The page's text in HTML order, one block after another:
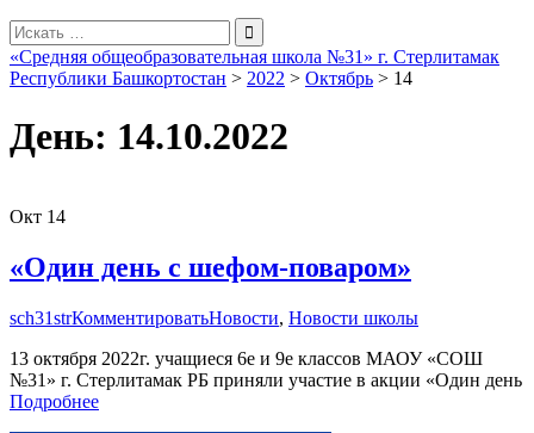
Поиск
для:
«Средняя общеобразовательная школа №31» г. Стерлитамак
Республики Башкортостан > 2022 > Октябрь > 14
День: 14.10.2022
Окт 14
«Один день с шефом-поваром»
sch31strКомментироватьНовости, Новости школы
13 октября 2022г. учащиеся 6е и 9е классов МАОУ «СОШ
№31» г. Стерлитамак РБ приняли участие в акции «Один день
Подробнее